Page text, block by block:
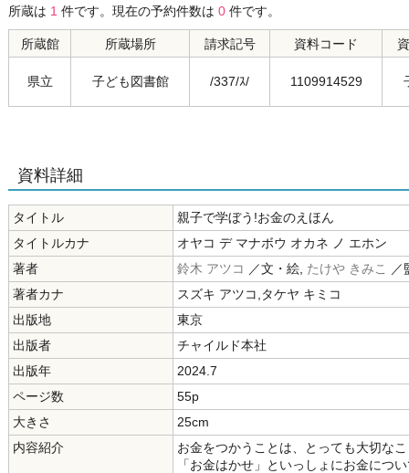
所蔵は 1 件です。現在の予約件数は 0 件です。
所蔵館 所蔵場所 請求記号 資料コード
県立 子ども図書館 /337/ｽ/ 1109914529
資料詳細
タイトル
親子で学ぼう!お金のえほん
タイトルカナ
オヤコ デ マナボウ オカネ ノ エホン
著者
鈴木 アツコ ／文・絵, たけや きみこ
著者カナ
スズキ アツコ,タケヤ キミコ
出版地
東京
出版者
チャイルド本社
出版年
2024.7
ページ数
55p
大きさ
25cm
内容紹介
お金をつかうことは、とっても大切な
「お金はかせ」といっしょにお金につ